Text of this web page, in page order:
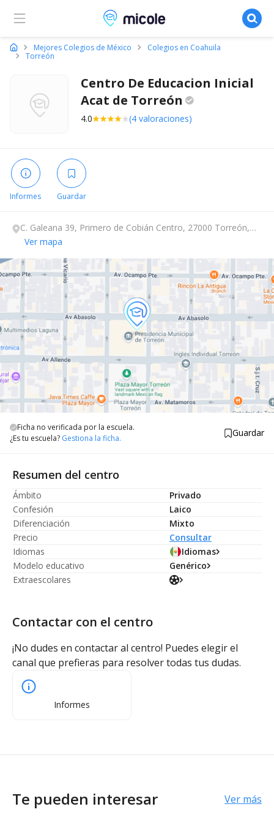
Micole, buscador de colegios
Mejores Colegios de México
Colegios en Coahuila
Torreón
Centro De Educacion Inicial
Acat de Torreón
4.0 (4 valoraciones)
Informes Guardar
C. Galeana 39, Primero de Cobián Centro, 27000 Torreón,
Coahuila.
Ver mapa
Ficha no verificada por la escuela.
¿Es tu escuela? Gestiona la ficha. Guardar
Resumen del centro
Ámbito
Privado
Confesión
Laico
Diferenciación
Mixto
Precio
Consultar
Idiomas
Idiomas
Modelo educativo
Genérico
Extraescolares
Contactar con el centro
¡No dudes en contactar al centro! Puedes elegir el
canal que prefieras para resolver todas tus dudas.
Informes
Te pueden interesar Ver más